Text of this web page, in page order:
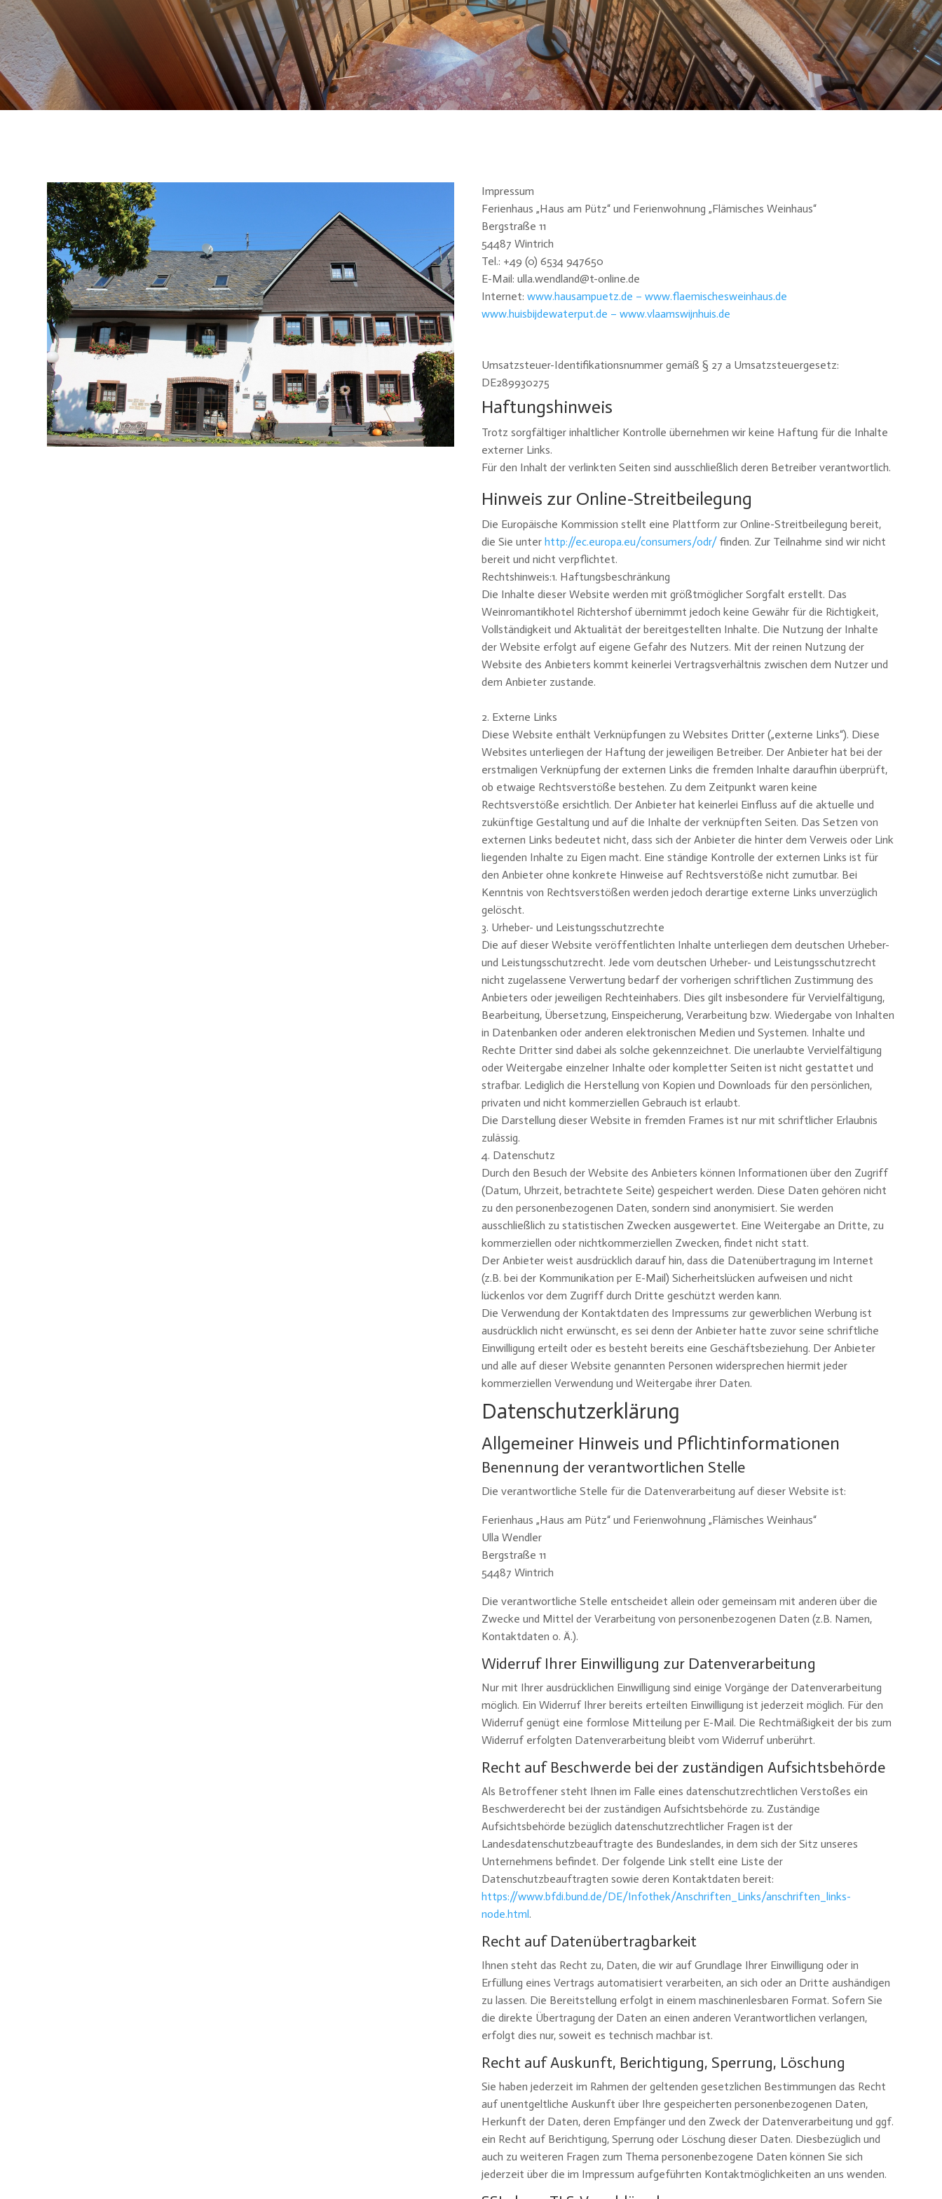
Impressum
Ferienhaus „Haus am Pütz“ und Ferienwohnung „Flämisches Weinhaus“
Bergstraße 11
54487 Wintrich
Tel.: +49 (0) 6534 947650
E-Mail: ulla.wendland@t-online.de
Internet: www.hausampuetz.de – www.flaemischesweinhaus.de
www.huisbijdewaterput.de – www.vlaamswijnhuis.de
Umsatzsteuer-Identifikationsnummer gemäß § 27 a Umsatzsteuergesetz:
DE289930275
Haftungshinweis
Trotz sorgfältiger inhaltlicher Kontrolle übernehmen wir keine Haftung für die Inhalte
externer Links.
Für den Inhalt der verlinkten Seiten sind ausschließlich deren Betreiber verantwortlich.
Hinweis zur Online-Streitbeilegung
Die Europäische Kommission stellt eine Plattform zur Online-Streitbeilegung bereit,
die Sie unter http://ec.europa.eu/consumers/odr/ finden. Zur Teilnahme sind wir nicht
bereit und nicht verpflichtet.
Rechtshinweis:1. Haftungsbeschränkung
Die Inhalte dieser Website werden mit größtmöglicher Sorgfalt erstellt. Das
Weinromantikhotel Richtershof übernimmt jedoch keine Gewähr für die Richtigkeit,
Vollständigkeit und Aktualität der bereitgestellten Inhalte. Die Nutzung der Inhalte
der Website erfolgt auf eigene Gefahr des Nutzers. Mit der reinen Nutzung der
Website des Anbieters kommt keinerlei Vertragsverhältnis zwischen dem Nutzer und
dem Anbieter zustande.
2. Externe Links
Diese Website enthält Verknüpfungen zu Websites Dritter („externe Links“). Diese
Websites unterliegen der Haftung der jeweiligen Betreiber. Der Anbieter hat bei der
erstmaligen Verknüpfung der externen Links die fremden Inhalte daraufhin überprüft,
ob etwaige Rechtsverstöße bestehen. Zu dem Zeitpunkt waren keine
Rechtsverstöße ersichtlich. Der Anbieter hat keinerlei Einfluss auf die aktuelle und
zukünftige Gestaltung und auf die Inhalte der verknüpften Seiten. Das Setzen von
externen Links bedeutet nicht, dass sich der Anbieter die hinter dem Verweis oder Link
liegenden Inhalte zu Eigen macht. Eine ständige Kontrolle der externen Links ist für
den Anbieter ohne konkrete Hinweise auf Rechtsverstöße nicht zumutbar. Bei
Kenntnis von Rechtsverstößen werden jedoch derartige externe Links unverzüglich
gelöscht.
3. Urheber- und Leistungsschutzrechte
Die auf dieser Website veröffentlichten Inhalte unterliegen dem deutschen Urheber-
und Leistungsschutzrecht. Jede vom deutschen Urheber- und Leistungsschutzrecht
nicht zugelassene Verwertung bedarf der vorherigen schriftlichen Zustimmung des
Anbieters oder jeweiligen Rechteinhabers. Dies gilt insbesondere für Vervielfältigung,
Bearbeitung, Übersetzung, Einspeicherung, Verarbeitung bzw. Wiedergabe von Inhalten
in Datenbanken oder anderen elektronischen Medien und Systemen. Inhalte und
Rechte Dritter sind dabei als solche gekennzeichnet. Die unerlaubte Vervielfältigung
oder Weitergabe einzelner Inhalte oder kompletter Seiten ist nicht gestattet und
strafbar. Lediglich die Herstellung von Kopien und Downloads für den persönlichen,
privaten und nicht kommerziellen Gebrauch ist erlaubt.
Die Darstellung dieser Website in fremden Frames ist nur mit schriftlicher Erlaubnis
zulässig.
4. Datenschutz
Durch den Besuch der Website des Anbieters können Informationen über den Zugriff
(Datum, Uhrzeit, betrachtete Seite) gespeichert werden. Diese Daten gehören nicht
zu den personenbezogenen Daten, sondern sind anonymisiert. Sie werden
ausschließlich zu statistischen Zwecken ausgewertet. Eine Weitergabe an Dritte, zu
kommerziellen oder nichtkommerziellen Zwecken, findet nicht statt.
Der Anbieter weist ausdrücklich darauf hin, dass die Datenübertragung im Internet
(z.B. bei der Kommunikation per E-Mail) Sicherheitslücken aufweisen und nicht
lückenlos vor dem Zugriff durch Dritte geschützt werden kann.
Die Verwendung der Kontaktdaten des Impressums zur gewerblichen Werbung ist
ausdrücklich nicht erwünscht, es sei denn der Anbieter hatte zuvor seine schriftliche
Einwilligung erteilt oder es besteht bereits eine Geschäftsbeziehung. Der Anbieter
und alle auf dieser Website genannten Personen widersprechen hiermit jeder
kommerziellen Verwendung und Weitergabe ihrer Daten.
Datenschutzerklärung
Allgemeiner Hinweis und Pflichtinformationen
Benennung der verantwortlichen Stelle
Die verantwortliche Stelle für die Datenverarbeitung auf dieser Website ist:
Ferienhaus „Haus am Pütz“ und Ferienwohnung „Flämisches Weinhaus“
Ulla Wendler
Bergstraße 11
54487 Wintrich
Die verantwortliche Stelle entscheidet allein oder gemeinsam mit anderen über die
Zwecke und Mittel der Verarbeitung von personenbezogenen Daten (z.B. Namen,
Kontaktdaten o. Ä.).
Widerruf Ihrer Einwilligung zur Datenverarbeitung
Nur mit Ihrer ausdrücklichen Einwilligung sind einige Vorgänge der Datenverarbeitung
möglich. Ein Widerruf Ihrer bereits erteilten Einwilligung ist jederzeit möglich. Für den
Widerruf genügt eine formlose Mitteilung per E-Mail. Die Rechtmäßigkeit der bis zum
Widerruf erfolgten Datenverarbeitung bleibt vom Widerruf unberührt.
Recht auf Beschwerde bei der zuständigen Aufsichtsbehörde
Als Betroffener steht Ihnen im Falle eines datenschutzrechtlichen Verstoßes ein
Beschwerderecht bei der zuständigen Aufsichtsbehörde zu. Zuständige
Aufsichtsbehörde bezüglich datenschutzrechtlicher Fragen ist der
Landesdatenschutzbeauftragte des Bundeslandes, in dem sich der Sitz unseres
Unternehmens befindet. Der folgende Link stellt eine Liste der
Datenschutzbeauftragten sowie deren Kontaktdaten bereit:
https://www.bfdi.bund.de/DE/Infothek/Anschriften_Links/anschriften_links-
node.html.
Recht auf Datenübertragbarkeit
Ihnen steht das Recht zu, Daten, die wir auf Grundlage Ihrer Einwilligung oder in
Erfüllung eines Vertrags automatisiert verarbeiten, an sich oder an Dritte aushändigen
zu lassen. Die Bereitstellung erfolgt in einem maschinenlesbaren Format. Sofern Sie
die direkte Übertragung der Daten an einen anderen Verantwortlichen verlangen,
erfolgt dies nur, soweit es technisch machbar ist.
Recht auf Auskunft, Berichtigung, Sperrung, Löschung
Sie haben jederzeit im Rahmen der geltenden gesetzlichen Bestimmungen das Recht
auf unentgeltliche Auskunft über Ihre gespeicherten personenbezogenen Daten,
Herkunft der Daten, deren Empfänger und den Zweck der Datenverarbeitung und ggf.
ein Recht auf Berichtigung, Sperrung oder Löschung dieser Daten. Diesbezüglich und
auch zu weiteren Fragen zum Thema personenbezogene Daten können Sie sich
jederzeit über die im Impressum aufgeführten Kontaktmöglichkeiten an uns wenden.